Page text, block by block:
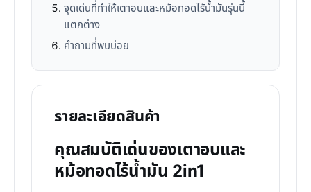
จุดเด่นที่ทำให้เตาอบและหม้อทอดไร้น้ำมันรุ่นนี้
แตกต่าง
คำถามที่พบบ่อย
รายละเอียดสินค้า
คุณสมบัติเด่นของเตาอบและ
หม้อทอดไร้น้ำมัน 2in1